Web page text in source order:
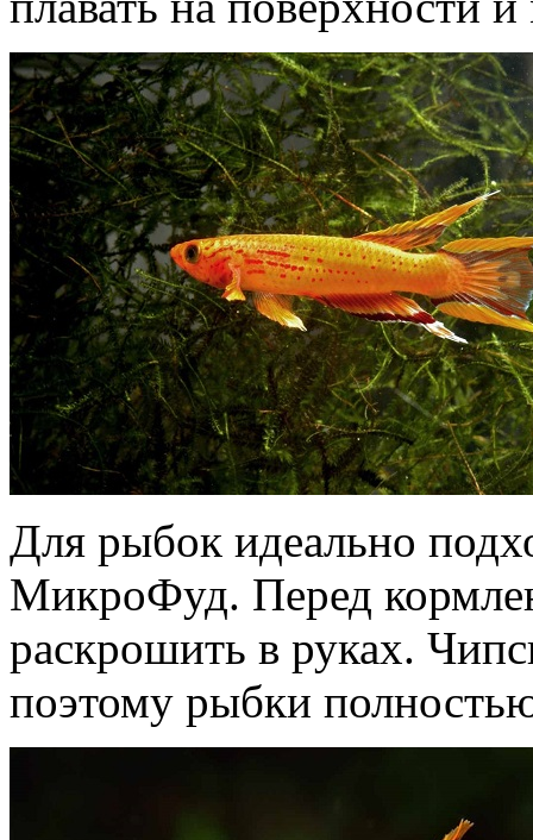
Для рыбок идеально
МикроФуд. Перед
раскрошить в руках.
поэтому рыбки